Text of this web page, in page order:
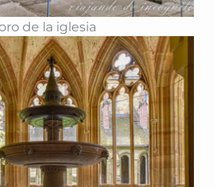
de la iglesia